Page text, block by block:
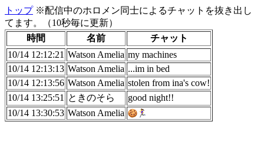
トップ※配信中のホロメン同士によるチャットを抜き出し
てます。（10秒毎に更新）
時間
名前
チャット
10/14 12:12:21 Watson Amelia my machines
10/14 12:13:13 Watson Amelia ...im in bed
10/14 12:13:56 Watson Amelia stolen from ina's cow!
10/14 13:25:51
ときのそら
good night!!
10/14 13:30:53 Watson Amelia